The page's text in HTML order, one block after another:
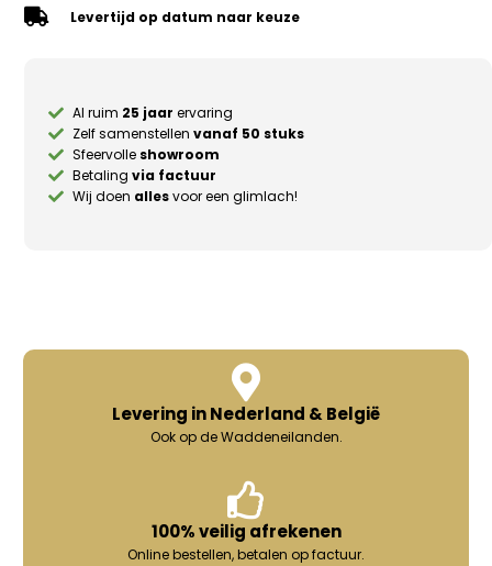
Levertijd op datum naar keuze
Al ruim 25 jaar ervaring
Zelf samenstellenvanaf 50 stuks
Sfeervolle showroom
Betalingvia factuur
Wij doen allesvoor een glimlach!
Levering in Nederland & België
Ook op de Waddeneilanden.
100% veilig afrekenen
Online bestellen, betalen op factuur.